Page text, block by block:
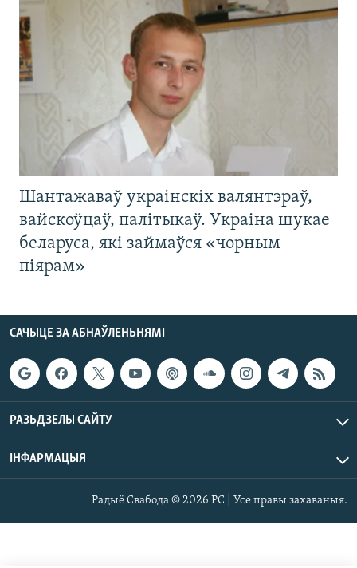
Шантажаваў украінскіх валянтэраў,
вайскоўцаў, палітыкаў. Украіна шукае
беларуса, які займаўся «чорным
піярам»
САЧЫЦЕ ЗА АБНАЎЛЕНЬНЯМІ
РАЗЬДЗЕЛЫ САЙТУ
ІНФАРМАЦЫЯ
Радыё Свабода © 2026 РС | Усе правы захаваныя.